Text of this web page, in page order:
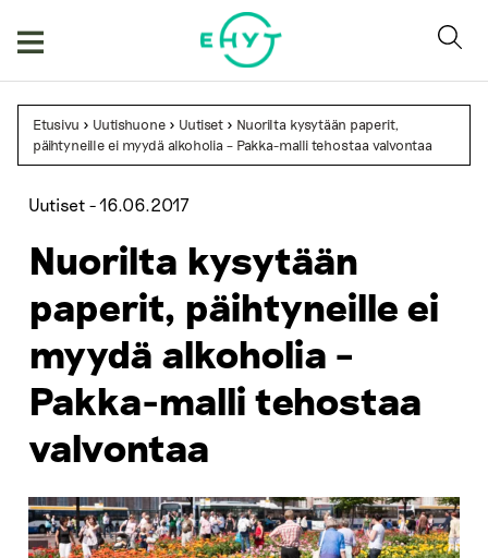
Etusivu > Uutishuone > Uutiset > Nuorilta kysytään paperit,
päihtyneille ei myydä alkoholia – Pakka-malli tehostaa valvontaa
Uutiset -16.06.2017
Nuorilta kysytään
paperit, päihtyneille ei
myydä alkoholia –
Pakka-malli tehostaa
valvontaa